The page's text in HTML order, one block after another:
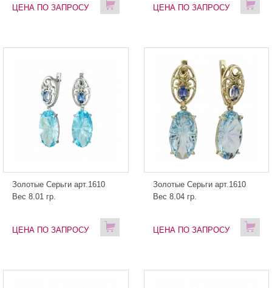
ЦЕНА ПО ЗАПРОСУ ЦЕНА ПО ЗАПРОСУ
Золотые Серьги арт.1610
Вес 8.01 гр.
ЦЕНА ПО ЗАПРОСУ
Золотые Серьги арт.1610
Вес 8.04 гр.
ЦЕНА ПО ЗАПРОСУ